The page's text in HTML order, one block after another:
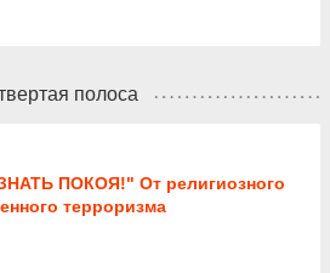
полоса
ПОКОЯ!" От религиозного
терроризма